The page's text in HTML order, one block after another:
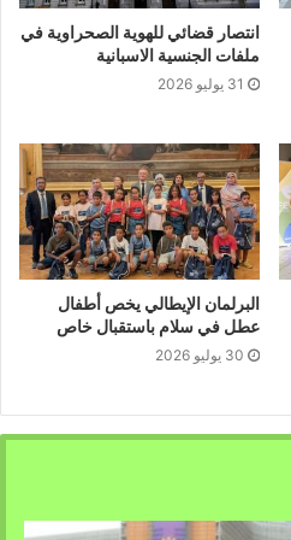
انتصار قضائي للهوية الصحراوية في
ملفات الجنسية الاسبانية
31 يوليو 2026
البرلمان الإيطالي يخص أطفال
عطل في سلام باستقبال خاص
30 يوليو 2026